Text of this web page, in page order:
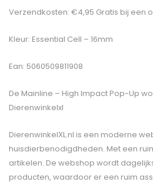
Verzendkosten: €4,95 Gratis bij een
Kleur: Essential Cell – 16mm
Ean: 5060509811908
De Mainline – High Impact Pop-Up
Dierenwinkelxl
DierenwinkelXL.nl is een moderne
huisdierbenodigdheden. Met een
artikelen. De webshop wordt
producten, waardoor er een ruim